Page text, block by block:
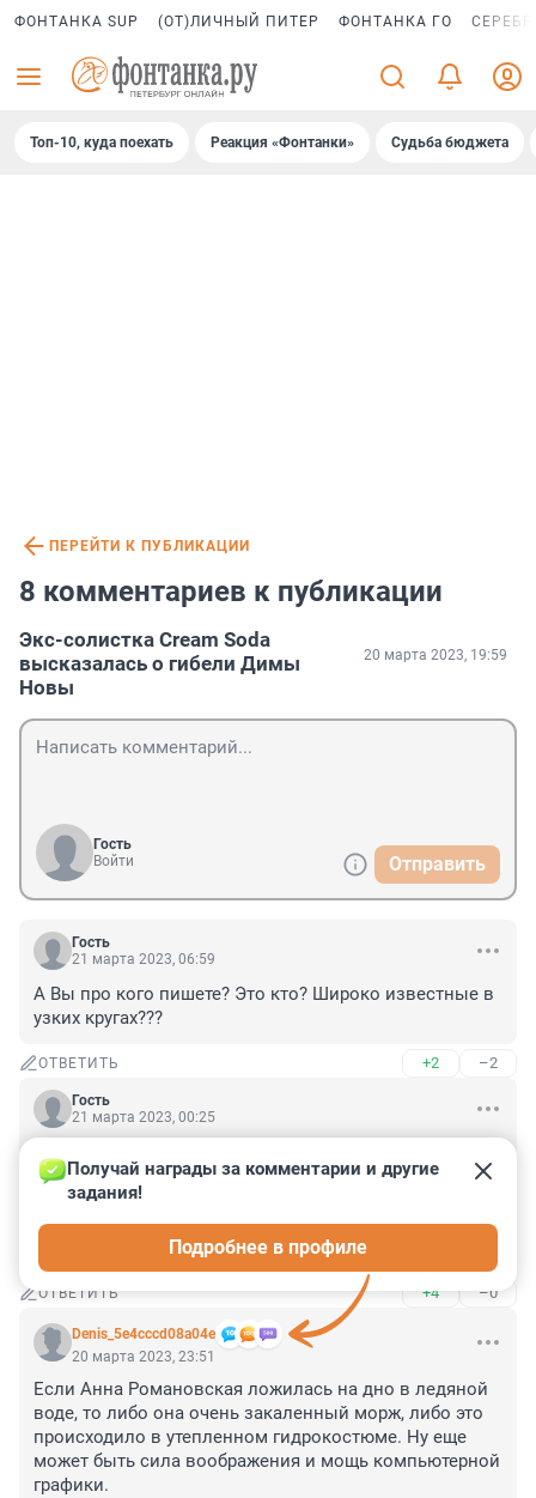
ФОНТАНКА SUP (ОТ)ЛИЧНЫЙ ПИТЕР ФОНТАНКА ГО
Топ-10, куда поехать Реакция «Фонтанки» Судьба бюджета
ПЕРЕЙТИ К ПУБЛИКАЦИИ
8 комментариев к публикации
Экс-солистка Cream Soda
высказалась о гибели Димы
Новы
20 марта 2023, 19:59
Гость
Войти
Отправить
Гость
21 марта 2023, 06:59
А Вы про кого пишете? Это кто? Широко известные в
узких кругах???
ОТВЕТИТЬ +2 –2
Гость
21 марта 2023, 00:25
ускоренными темпами.
И ведь уже не 15 летние подростки, а взрослые дяди
и тети не понимают, почему они теперь провалились
под лёд, если раньше делали это много раз.
ОТВЕТИТЬ +4 –0
Denis_5e4cccd08a04e
Получай награды за комментарии и другие
задания!
Подробнее в профиле
20 марта 2023, 23:51
Если Анна Романовская ложилась на дно в ледяной
воде, то либо она очень закаленный морж, либо это
происходило в утепленном гидрокостюме. Ну еще
может быть сила воображения и мощь компьютерной
графики.